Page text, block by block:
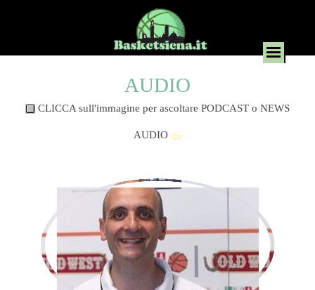
AUDIO
CLICCA sull'immagine per ascoltare PODCAST o NEWS
AUDIO